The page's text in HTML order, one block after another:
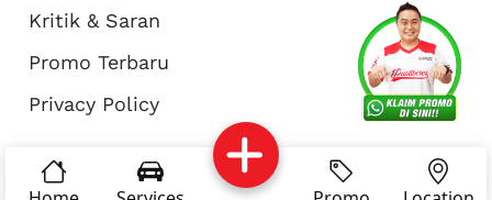
About Us
Reservasi Article
Kritik & Saran
Promo Terbaru
Privacy Policy
© Copyright 2026 - Dokter Mobil Indonesia